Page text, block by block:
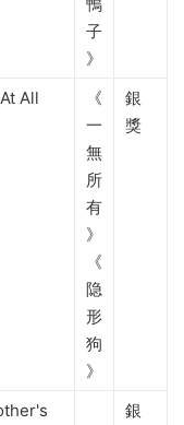
子
》
All
《
一
無
所
有
》
《
隐
形
狗
》
銀
獎
銀